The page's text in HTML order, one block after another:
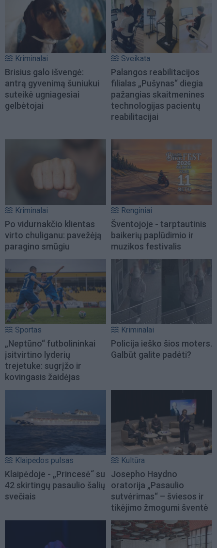
Kriminalai
Brisius galo išvengė:
antrą gyvenimą šuniukui
suteikė ugniagesiai
gelbėtojai
Sveikata
Palangos reabilitacijos
filialas „Pušynas“ diegia
pažangias skaitmenines
technologijas pacientų
reabilitacijai
Kriminalai
Po vidurnakčio klientas
virto chuliganu: pavežėją
paragino smūgiu
Renginiai
Šventojoje - tarptautinis
baikerių paplūdimio ir
muzikos festivalis
Sportas
„Neptūno“ futbolininkai
įsitvirtino lyderių
trejetuke: sugrįžo ir
kovingasis žaidėjas
Kriminalai
Policija ieško šios moters.
Galbūt galite padėti?
Klaipėdos pulsas
Klaipėdoje - „Princesė“ su
42 skirtingų pasaulio šalių
svečiais
Kultūra
Josepho Haydno
oratorija „Pasaulio
sutvėrimas“ – šviesos ir
tikėjimo žmogumi šventė